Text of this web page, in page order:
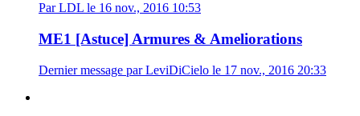
Par LDL le 16 nov., 2016 10:53
ME1 [Astuce] Armures & Ameliorations
Dernier message par LeviDiCielo le 17 nov., 2016 20:33